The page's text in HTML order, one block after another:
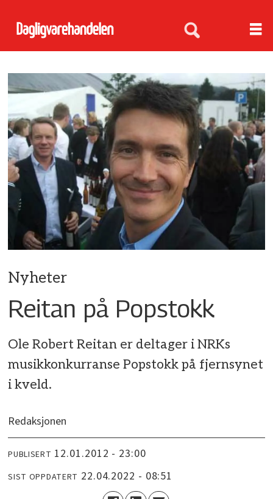
Nyheter
Reitan på Popstokk
Ole Robert Reitan er deltager i NRKs
musikkonkurranse Popstokk på fjernsynet
i kveld.
Redaksjonen
PUBLISERT 12.01.2012 - 23:00
SIST OPPDATERT 22.04.2022 - 08:51